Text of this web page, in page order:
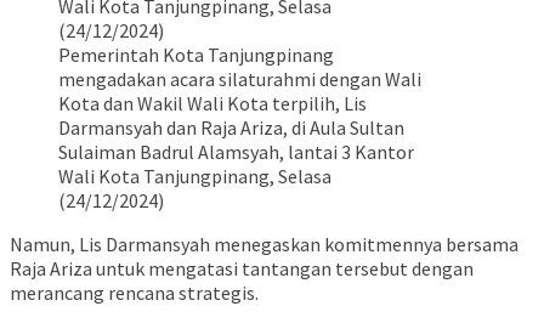
Pemerintah Kota Tanjungpinang
mengadakan acara silaturahmi dengan Wali
Kota dan Wakil Wali Kota terpilih, Lis
Darmansyah dan Raja Ariza, di Aula Sultan
Sulaiman Badrul Alamsyah, lantai 3 Kantor
Wali Kota Tanjungpinang, Selasa
(24/12/2024)
Namun, Lis Darmansyah menegaskan komitmennya bersama
Raja Ariza untuk mengatasi tantangan tersebut dengan
merancang rencana strategis.